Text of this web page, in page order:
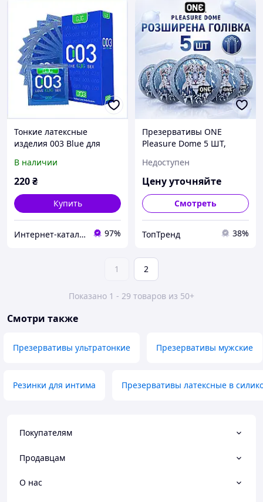
Тонкие латексные
изделия 003 Blue для
шт, X902C9526P
В наличии
220₴
Купить
Интернет-кат​алог с​ки​​д​​​ок "ElenaShop" 97%
Презервативы ONE
Pleasure Dome 5 ШТ,
расширенной головкой,
тонкие презервативы,
для большего комфорта
Недоступен
Цену уточняйте
Смотреть
ТопТренд 38%
1 2
Показано 1 - 29 товаров из 50+
Смотри также
Презервативы ультратонкие Презервативы мужские
Резинки для интима Презервативы латексные в
Покупателям
Продавцам
О нас